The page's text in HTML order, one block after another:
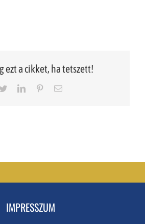
ezt a cikket, ha tetszett!
TwitterLinkedInPinterestEmail
IMPRESSZUM